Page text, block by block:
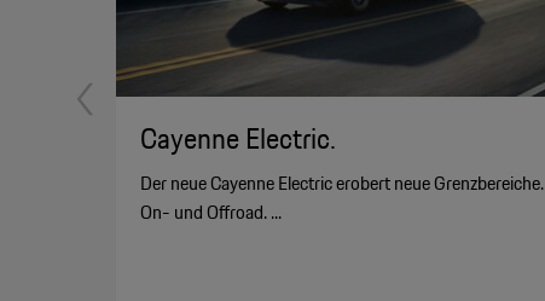
Cayenne Electric.
Der neue Cayenne Electric erobert neue Grenzbereiche.
On- und Offroad. ...